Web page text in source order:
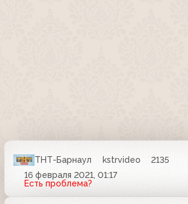
ТНТ-Барнаул kstrvideo
2135
16 февраля 2021, 01:17
Есть проблема?